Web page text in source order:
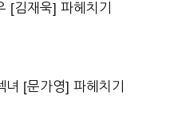
[김재욱] 파헤치기
[문가영] 파헤치기